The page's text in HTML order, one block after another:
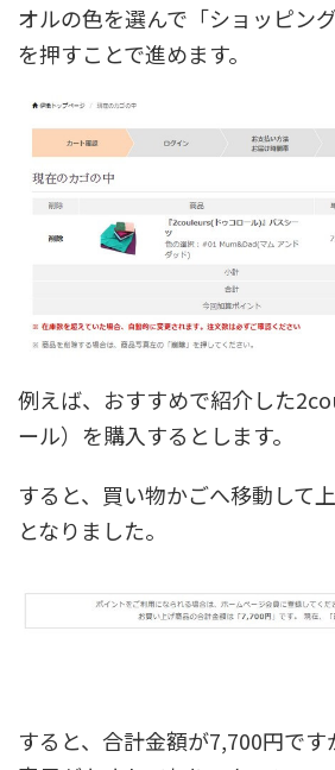
オルの色を選んで「ショッピン
を押すことで進めます。
例えば、おすすめで紹介した
ール）を購入するとします。
すると、買い物かごへ移動して
となりました。
すると、合計金額が7,700円で